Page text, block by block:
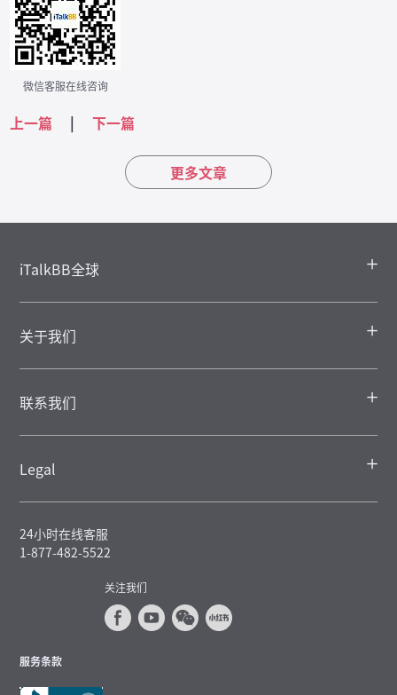
微信客服在线咨询
上一篇 | 下一篇
更多文章
iTalkBB全球
关于我们
联系我们
Legal
24小时在线客服
1-877-482-5522
关注我们
服务条款